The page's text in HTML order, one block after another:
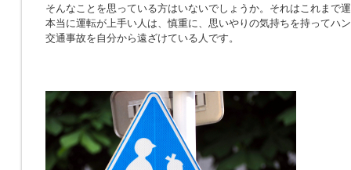
そんなことを思っている方はいないでしょうか。それはこれまで
本当に運転が上手い人は、慎重に、思いやりの気持ちを持ってハ
交通事故を自分から遠ざけている人です。